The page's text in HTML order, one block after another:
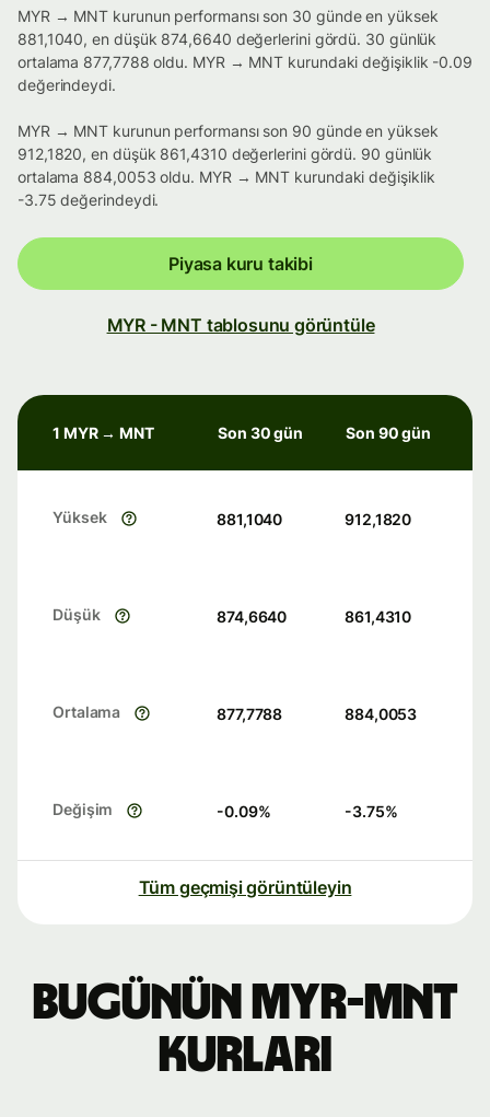
MYR → MNT kurunun performansı son 30 günde en yüksek
881,1040, en düşük 874,6640 değerlerini gördü. 30 günlük
ortalama 877,7788 oldu. MYR → MNT kurundaki değişiklik -0.09
değerindeydi.
MYR → MNT kurunun performansı son 90 günde en yüksek
912,1820, en düşük 861,4310 değerlerini gördü. 90 günlük
ortalama 884,0053 oldu. MYR → MNT kurundaki değişiklik
-3.75 değerindeydi.
Piyasa kuru takibi
MYR - MNT tablosunu görüntüle
1 MYR → MNT Son 30 gün Son 90 gün
Yüksek 881,1040 912,1820
Düşük 874,6640 861,4310
Ortalama 877,7788 884,0053
Değişim -0.09% -3.75%
Tüm geçmişi görüntüleyin
Bugünün MYR-MNT
kurları